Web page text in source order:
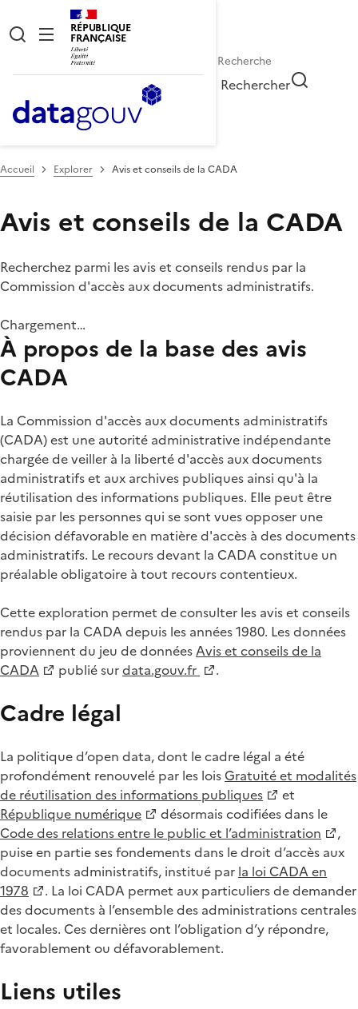
RÉPUBLIQUE
FRANÇAISE
Rechercher
Accueil Explorer Avis et conseils de la CADA
Avis et conseils de la CADA
Recherchez parmi les avis et conseils rendus par la
Commission d'accès aux documents administratifs.
Chargement…
À propos de la base des avis
CADA
La Commission d'accès aux documents administratifs
(CADA) est une autorité administrative indépendante
chargée de veiller à la liberté d'accès aux documents
administratifs et aux archives publiques ainsi qu'à la
réutilisation des informations publiques. Elle peut être
saisie par les personnes qui se sont vues opposer une
décision défavorable en matière d'accès à des documents
administratifs. Le recours devant la CADA constitue un
préalable obligatoire à tout recours contentieux.
Cette exploration permet de consulter les avis et conseils
rendus par la CADA depuis les années 1980. Les données
proviennent du jeu de donnéesAvis et conseils de la
CADA
publié surdata.gouv.fr .
Cadre légal
La politique d’open data, dont le cadre légal a été
profondément renouvelé par les loisGratuité et modalités
de réutilisation des informations publiques
et
République numérique
désormais codifiées dans le
Code des relations entre le public et l’administration
,
puise en partie ses fondements dans le droit d’accès aux
documents administratifs, institué par la loi CADA en
1978
. La loi CADA permet aux particuliers de demander
des documents à l’ensemble des administrations centrales
et locales. Ces dernières ont l’obligation d’y répondre,
favorablement ou défavorablement.
Liens utiles